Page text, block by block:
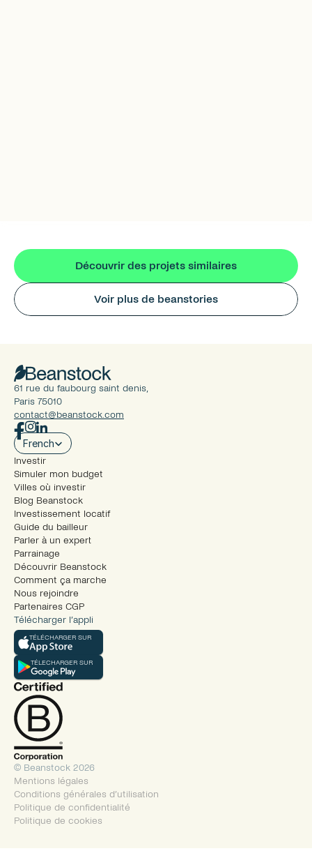
Découvrir des projets similaires
Voir plus de beanstories
61 rue du faubourg saint denis,
Paris 75010
contact@beanstock.com
Select Language
French
Investir
Simuler mon budget
Villes où investir
Blog Beanstock
Investissement locatif
Guide du bailleur
Parler à un expert
Parrainage
Découvrir Beanstock
Comment ça marche
Nous rejoindre
Partenaires CGP
Télécharger l’appli
TÉLÉCHARGER SUR
TÉLECHARGER SUR
© Beanstock 2026
Mentions légales
Conditions générales d’utilisation
Politique de confidentialité
Politique de cookies